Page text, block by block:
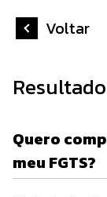
Voltar
Quero
meu FGTS?